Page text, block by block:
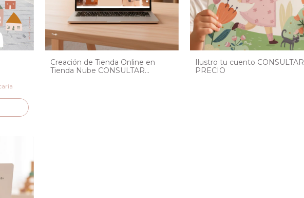
Creación de Tienda Online en
Tienda Nube CONSULTAR
Ilustro tu cuento CONSULTAR
PRECIO